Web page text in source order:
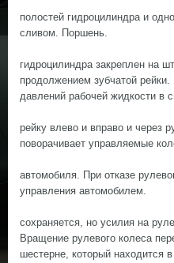
полостей гидроцилиндра и
сливом. Поршень.
гидроцилиндра закреплен на
продолжением зубчатой
давлений рабочей жидкости в
рейку влево и вправо и через
поворачивает управляемые
автомобиля. При отказе
управления автомобилем.
сохраняется, но усилия на
Вращение рулевого колеса
шестерне, который находится